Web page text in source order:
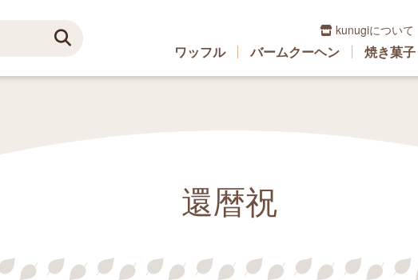
kunugiについて
ワッフル バームクーヘン 焼き菓子
還暦祝